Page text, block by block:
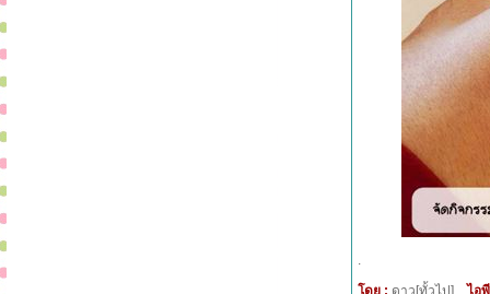
.
โดย : ดาว[ทั้วไป] ไอ